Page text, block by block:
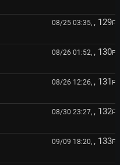
08/25 03:35, , 129F
08/26 01:52, , 130F
08/26 12:26, , 131 F
08/30 23:27, , 132F
09/09 18:20, , 133F